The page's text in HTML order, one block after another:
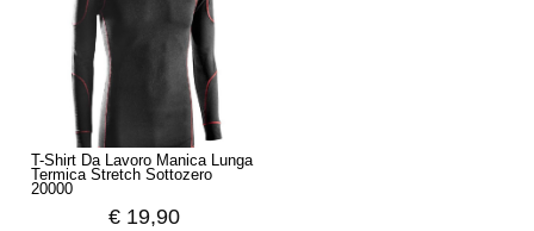
T-Shirt Da Lavoro Manica Lunga
Termica Stretch Sottozero
20000
€ 19,90